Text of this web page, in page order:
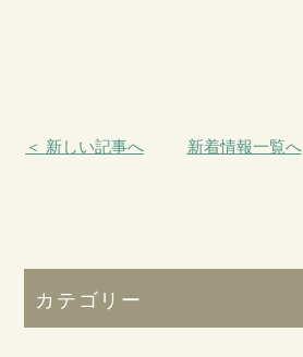
＜ 新しい記事へ 新着情報一覧へ
カテゴリー